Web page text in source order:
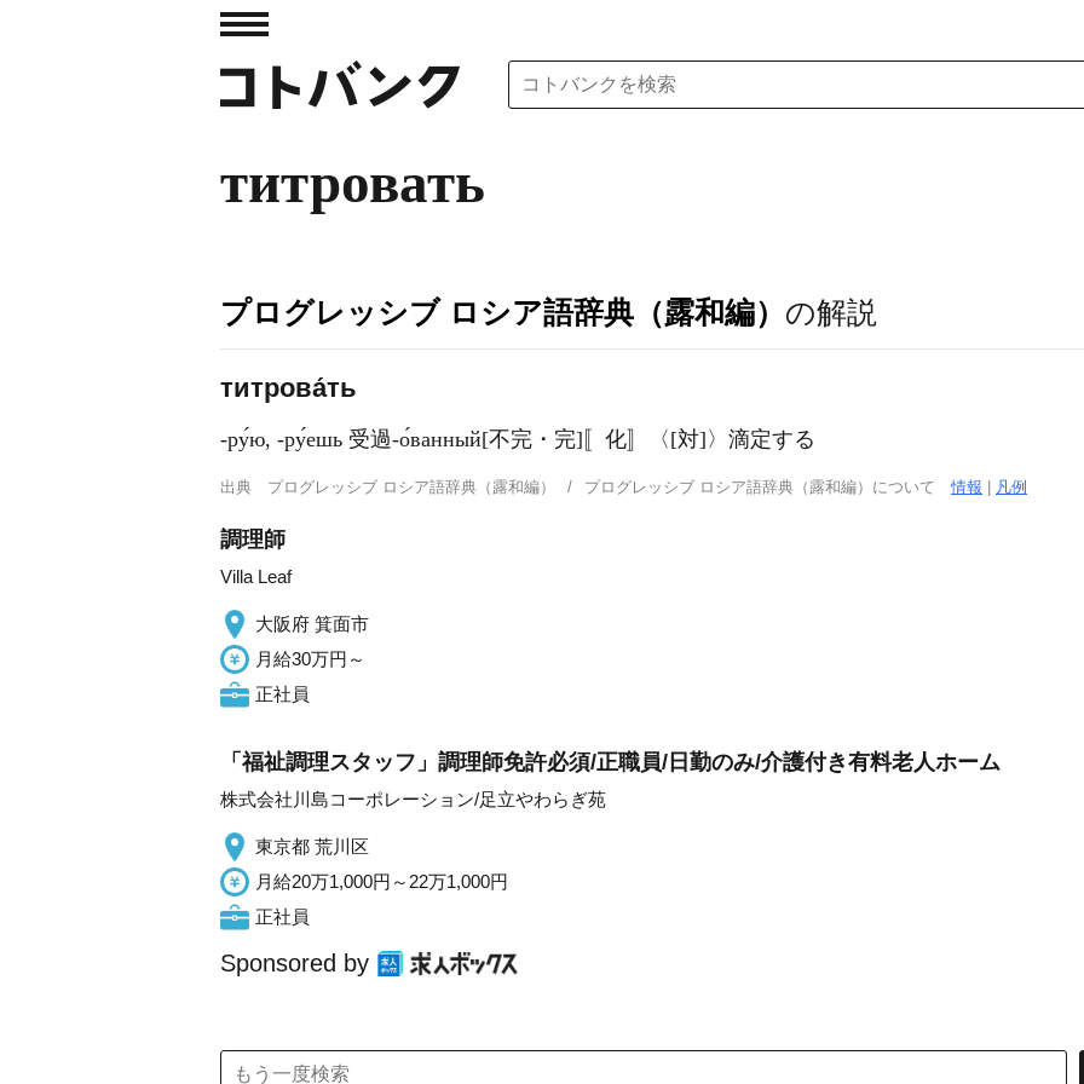
титровать
プログレッシブ ロシア語辞典（露和編） の解説
титрова́ть
-ру́ю, -ру́ешь 受過-о́ванный[不完・完]〚化〛〈[対]〉滴定する
出典 プログレッシブ ロシア語辞典（露和編） プログレッシブ ロシア語辞典（露和編）について情報 凡例
調理師
Villa Leaf
大阪府 箕面市
月給30万円～
正社員
「福祉調理スタッフ」調理師免許必須/正職員/日勤のみ/介護付き有料老人ホーム
株式会社川島コーポレーション/足立やわらぎ苑
東京都 荒川区
月給20万1,000円～22万1,000円
正社員
Sponsored by